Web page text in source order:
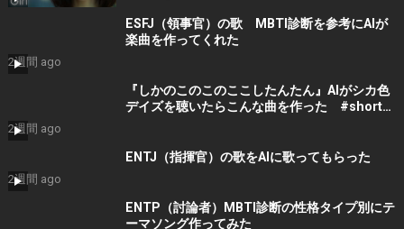
ESFJ（領事官）の歌 MBTI診断を参考にAIが
楽曲を作ってくれた
2週間 ago
『しかのこのこのここしたんたん』AIがシカ色
デイズを聴いたらこんな曲を作った #shorts
2週間 ago
ENTJ（指揮官）の歌をAIに歌ってもらった
2週間 ago
ENTP（討論者）MBTI診断の性格タイプ別にテ
ーマソング作ってみた